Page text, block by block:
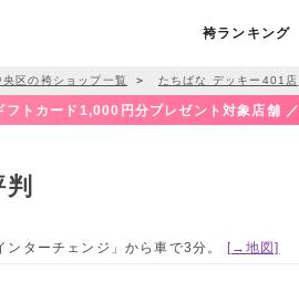
袴ランキング
央区の袴ショップ一覧 ＞ たちばな デッキー401店
トカード1,000円分プレゼント対象店舗 ／
ターチェンジ」から車で3分。 [→地図]